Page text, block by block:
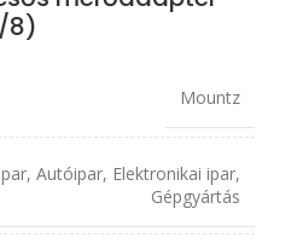
8)
Mountz
, Autóipar, Elektronikai ipar,
Gépgyártás